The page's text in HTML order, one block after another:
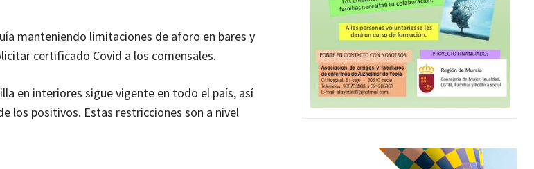
manteniendo limitaciones de aforo en bares y
certificado Covid a los comensales.
en interiores sigue vigente en todo el país, así
los positivos. Estas restricciones son a nivel